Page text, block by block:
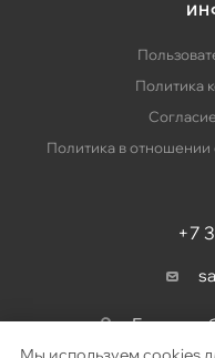
Политика
Политика в
+7